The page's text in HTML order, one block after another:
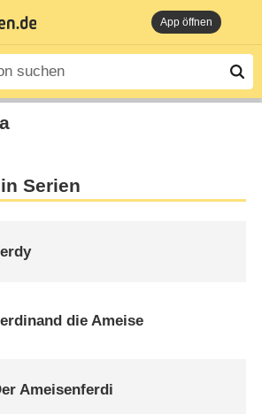
App öffnen
Serien
die Ameise
Ameisenferdi